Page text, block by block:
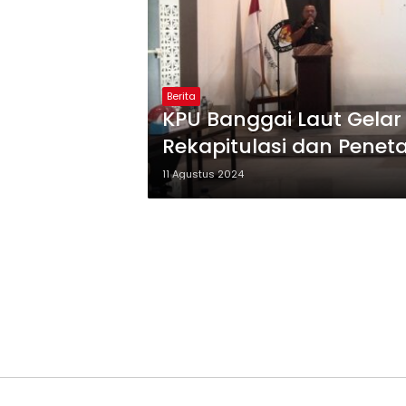
Berita
KPU Banggai Laut
Rekapitulasi dan
11 Agustus 2024